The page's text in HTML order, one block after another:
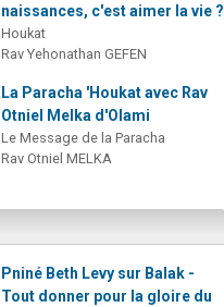
naissances, c'est aimer la vie ?
Houkat
Rav Yehonathan GEFEN
La Paracha 'Houkat avec Rav
Otniel Melka d'Olami
Le Message de la Paracha
Rav Otniel MELKA
Pniné Beth Levy sur Balak -
Tout donner pour la gloire du